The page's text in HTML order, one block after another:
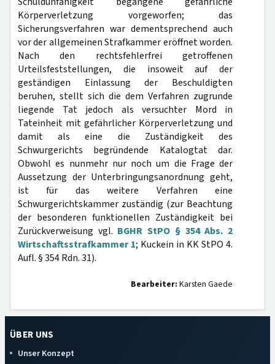
Körperverletzung vorgeworfen; das
Sicherungsverfahren war dementsprechend auch
vor der allgemeinen Strafkammer eröffnet worden.
Nach den rechtsfehlerfrei getroffenen
Urteilsfeststellungen, die insoweit auf der
geständigen Einlassung der Beschuldigten
beruhen, stellt sich die dem Verfahren zugrunde
liegende Tat jedoch als versuchter Mord in
Tateinheit mit gefährlicher Körperverletzung und
damit als eine die Zuständigkeit des
Schwurgerichts begründende Katalogtat dar.
Obwohl es nunmehr nur noch um die Frage der
Aussetzung der Unterbringungsanordnung geht,
ist für das weitere Verfahren eine
Schwurgerichtskammer zuständig (zur Beachtung
der besonderen funktionellen Zuständigkeit bei
Zurückverweisung vgl. BGHR StPO § 354 Abs. 2
Wirtschaftsstrafkammer 1; Kuckein in KK StPO 4.
Aufl. § 354 Rdn. 31).
Bearbeiter: Karsten Gaede
ÜBER UNS
Unser Konzept